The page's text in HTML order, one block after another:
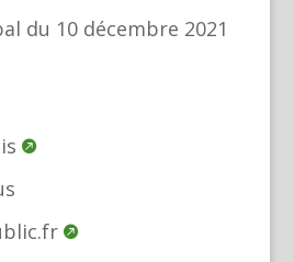
du 10 décembre 2021